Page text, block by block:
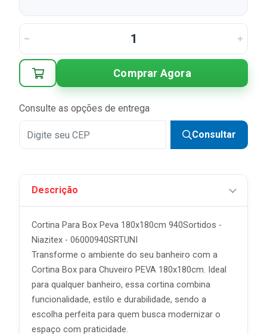
1x R$ 24,90
Comprar Agora
Consulte as opções de entrega
Consultar
Descrição
Cortina Para Box Peva 180x180cm 940Sortidos -
Niazitex - 06000940SRTUNI
Transforme o ambiente do seu banheiro com a
Cortina Box para Chuveiro PEVA 180x180cm. Ideal
para qualquer banheiro, essa cortina combina
funcionalidade, estilo e durabilidade, sendo a
escolha perfeita para quem busca modernizar o
espaço com praticidade.